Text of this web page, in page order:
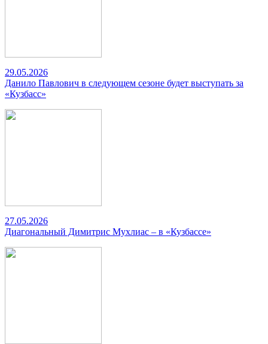
29.05.2026
Данило Павлович в следующем сезоне будет выступать за
«Кузбасс»
27.05.2026
Диагональный Димитрис Мухлиас – в «Кузбассе»